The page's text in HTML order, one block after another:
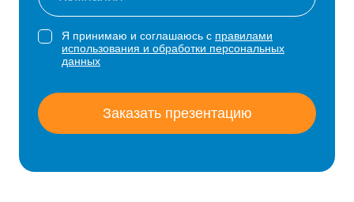
Я принимаю и соглашаюсь с правилами
использования и обработки персональных
данных
Заказать презентацию